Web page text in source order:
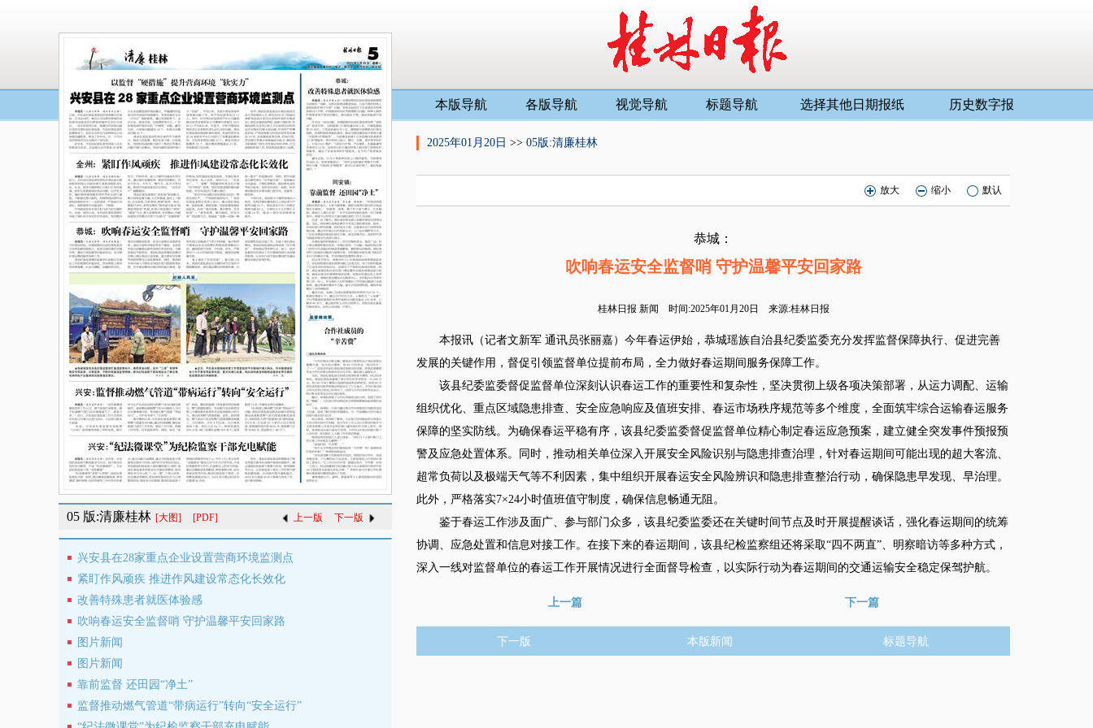
05 版:清廉桂林 [大图] [PDF] 上一版 下一版
兴安县在28家重点企业设置营商环境监测点
紧盯作风顽疾 推进作风建设常态化长效化
改善特殊患者就医体验感
吹响春运安全监督哨 守护温馨平安回家路
图片新闻
图片新闻
靠前监督 还田园“净土”
监督推动燃气管道“带病运行”转向“安全运行”
本版导航 各版导航 视觉导航 标题导航 选择其他日期报纸 历史数字报
2025年01月20日 >> 05版:清廉桂林
放大 缩小 默认
恭城：
吹响春运安全监督哨 守护温馨平安回家路
桂林日报 新闻 时间:2025年01月20日 来源:桂林日报
本报讯（记者文新军 通讯员张丽嘉）今年春运伊始，恭城瑶族自治县纪委监委充分发挥监督保障执行、促进完善
发展的关键作用，督促引领监督单位提前布局，全力做好春运期间服务保障工作。
该县纪委监委督促监督单位深刻认识春运工作的重要性和复杂性，坚决贯彻上级各项决策部署，从运力调配、运输
组织优化、重点区域隐患排查、安全应急响应及值班安排、春运市场秩序规范等多个维度，全面筑牢综合运输春运服务
保障的坚实防线。为确保春运平稳有序，该县纪委监委督促监督单位精心制定春运应急预案，建立健全突发事件预报预
警及应急处置体系。同时，推动相关单位深入开展安全风险识别与隐患排查治理，针对春运期间可能出现的超大客流、
超常负荷以及极端天气等不利因素，集中组织开展春运安全风险辨识和隐患排查整治行动，确保隐患早发现、早治理。
此外，严格落实7×24小时值班值守制度，确保信息畅通无阻。
鉴于春运工作涉及面广、参与部门众多，该县纪委监委还在关键时间节点及时开展提醒谈话，强化春运期间的统筹
协调、应急处置和信息对接工作。在接下来的春运期间，该县纪检监察组还将采取“四不两直”、明察暗访等多种方式，
深入一线对监督单位的春运工作开展情况进行全面督导检查，以实际行动为春运期间的交通运输安全稳定保驾护航。
上一篇 下一篇
下一版 本版新闻 标题导航